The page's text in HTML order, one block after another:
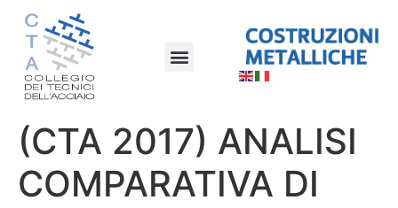
(CTA 2017) ANALISI
COMPARATIVA DI